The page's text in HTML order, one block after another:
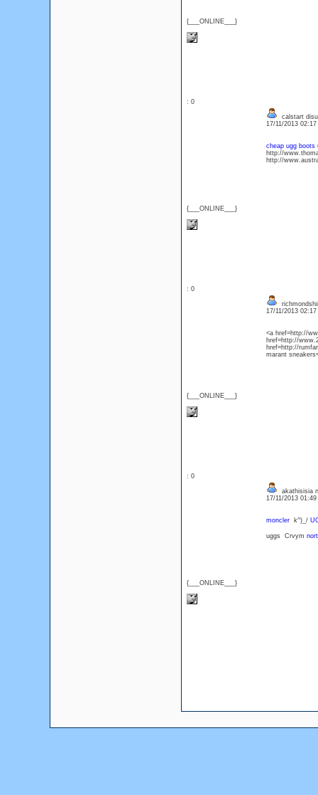
{___ONLINE___}
: 0
{___ONLINE___}
calstart
17/11/2013
cheap ugg boots
http://
http://
: 0
{___ONLINE___}
17/11/2013
<a href=http://
href=http://
href=http://
marant
: 0
{___ONLINE___}
akathisisia
17/11/2013
monclerk^)_/
uggs Crvym